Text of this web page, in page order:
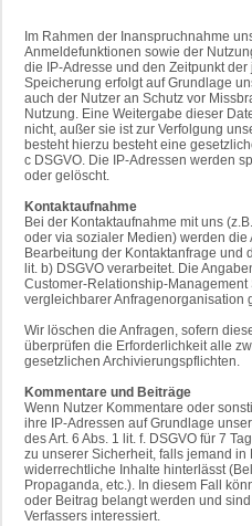
Im Rahmen der Inanspruchnahme
Anmeldefunktionen sowie der
die IP-Adresse und den Zeitpunkt
Speicherung erfolgt auf Grundlage
auch der Nutzer an Schutz vor
Nutzung. Eine Weitergabe dieser
nicht, außer sie ist zur Verfolgung
besteht hierzu besteht eine
c DSGVO. Die IP-Adressen werden
oder gelöscht.
Kontaktaufnahme
Bei der Kontaktaufnahme mit uns
oder via sozialer Medien) werden die
Bearbeitung der Kontaktanfrage und
lit. b) DSGVO verarbeitet. Die
Customer-Relationship-Management
vergleichbarer Anfragenorganisation
Wir löschen die Anfragen, sofern
überprüfen die Erforderlichkeit alle
gesetzlichen Archivierungspflichten.
Kommentare und Beiträge
Wenn Nutzer Kommentare oder
ihre IP-Adressen auf Grundlage
des Art. 6 Abs. 1 lit. f. DSGVO für 7
zu unserer Sicherheit, falls jemand
widerrechtliche Inhalte hinterlässt
Propaganda, etc.). In diesem Fall
oder Beitrag belangt werden und
Verfassers interessiert.